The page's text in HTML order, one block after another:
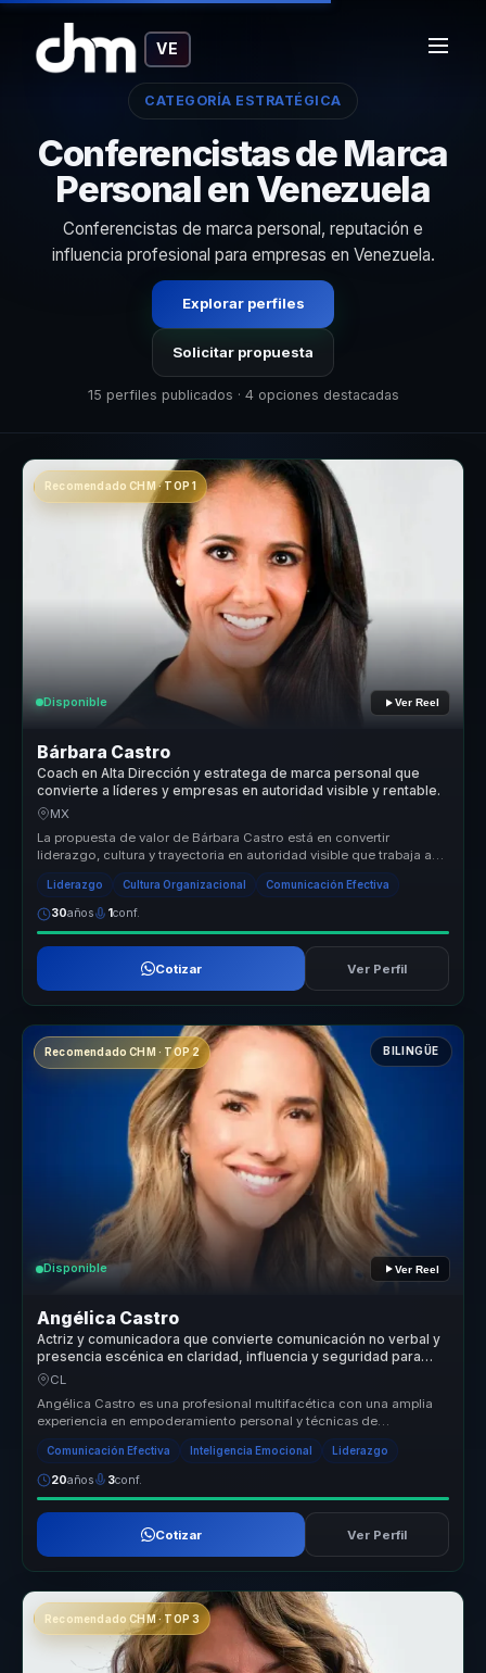
VE
CATEGORÍA ESTRATÉGICA
Conferencistas de Marca
Personal en Venezuela
Conferencistas de marca personal, reputación e
influencia profesional para empresas en Venezuela.
Explorar perfiles
Solicitar propuesta
15 perfiles publicados · 4 opciones destacadas
Recomendado CHM · TOP 1
Disponible Ver Reel
Bárbara Castro
Coach en Alta Dirección y estratega de marca personal que
convierte a líderes y empresas en autoridad visible y rentable.
MX
La propuesta de valor de Bárbara Castro está en convertir
liderazgo, cultura y trayectoria en autoridad visible que trabaja a
favor del n...
Liderazgo Cultura Organizacional Comunicación Efectiva
30años 1conf.
Cotizar Ver Perfil
Recomendado CHM · TOP 2 BILINGÜE
Disponible Ver Reel
Angélica Castro
Actriz y comunicadora que convierte comunicación no verbal y
presencia escénica en claridad, influencia y seguridad para
líderes y voceros.
CL
Angélica Castro es una profesional multifacética con una amplia
experiencia en empoderamiento personal y técnicas de
reprogramación menta...
Comunicación Efectiva Inteligencia Emocional Liderazgo
20años 3conf.
Cotizar Ver Perfil
Recomendado CHM · TOP 3